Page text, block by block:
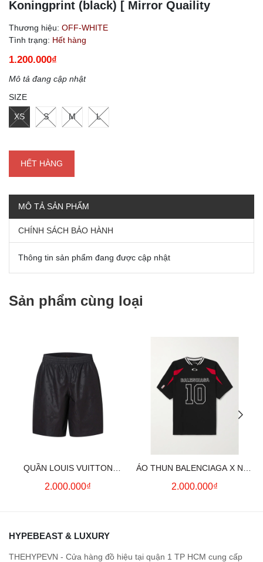
Koningprint (black) [ Mirror Quaility
Thương hiệu: OFF-WHITE
Tình trạng: Hết hàng
1.200.000₫
Mô tả đang cập nhật
SIZE
XS S M L
HẾT HÀNG
MÔ TẢ SẢN PHẨM
CHÍNH SÁCH BẢO HÀNH
Thông tin sản phẩm đang được cập nhật
Sản phẩm cùng loại
QUẦN LOUIS VUITTON
MONOGRAM MOIRE
2.000.000₫
ÁO THUN BALENCIAGA X NBA
LOGO COTTON JERSEY T-
2.000.000₫
HYPEBEAST & LUXURY
THEHYPEVN - Cửa hàng đồ hiệu tại quận 1 TP HCM cung cấp